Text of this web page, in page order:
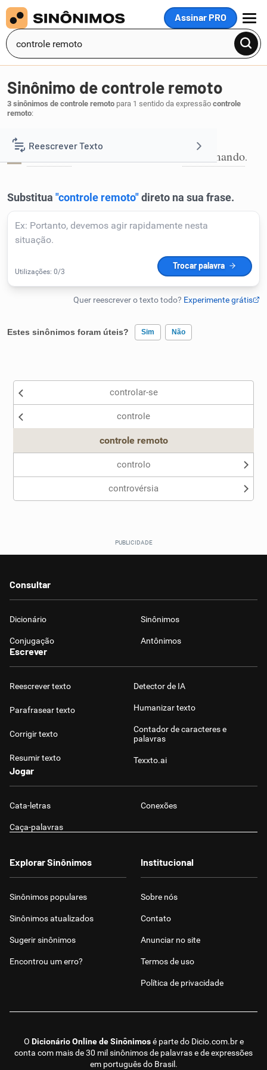
Assinar PRO
MENU
Reescrever Texto
Corrigir Texto
Detector de IA
Conexões
Dicionário
Sinônimo de controle remoto
3 sinônimos de controle remoto para 1 sentido da expressão controle
remoto:
Controle remoto:
telecomando.
Estes sinônimos foram úteis? Sim Não
Nenhum dos sinônimos apresentados me ajudou
controlar-se
controle
controle remoto
controlo
controvérsia
Consultar
Dicionário Sinônimos
Conjugação Antônimos
Escrever
Reescrever texto
Parafrasear texto
Corrigir texto
Resumir texto
Detector de IA
Humanizar texto
Contador de caracteres e
palavras
Texxto.ai
Jogar
Cata-letras Conexões
Caça-palavras
O Dicionário Online de Sinônimosé parte do Dicio.com.bre
conta com mais de 30 mil sinônimos de palavras e de expressões
em português do Brasil.
Explorar Sinônimos
Sinônimos populares
Sinônimos atualizados
Sugerir sinônimos
Encontrou um erro?
Institucional
Sobre nós
Contato
Anunciar no site
Termos de uso
Política de privacidade